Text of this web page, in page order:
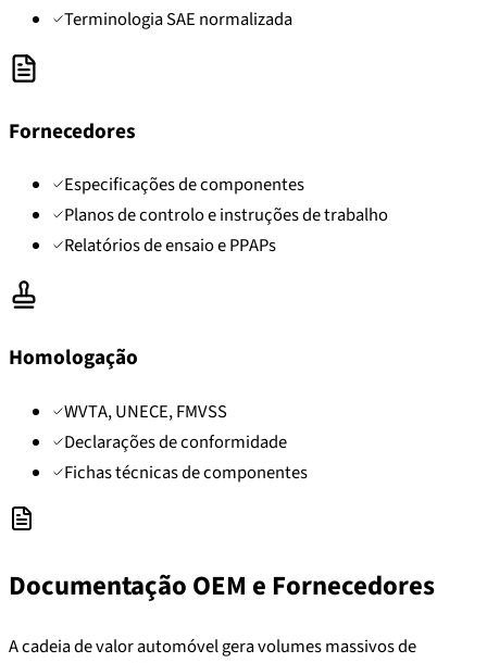
Terminologia SAE normalizada
Fornecedores
Especificações de componentes
Planos de controlo e instruções de trabalho
Relatórios de ensaio e PPAPs
Homologação
WVTA, UNECE, FMVSS
Declarações de conformidade
Fichas técnicas de componentes
Documentação OEM e Fornecedores
A cadeia de valor automóvel gera volumes massivos de